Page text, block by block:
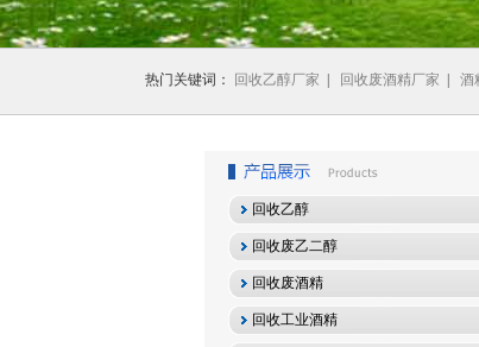
1 2 3
热门关键词： 回收乙醇厂家 回收废酒精厂家 酒
回收乙醇
回收废乙二醇
回收废酒精
回收工业酒精